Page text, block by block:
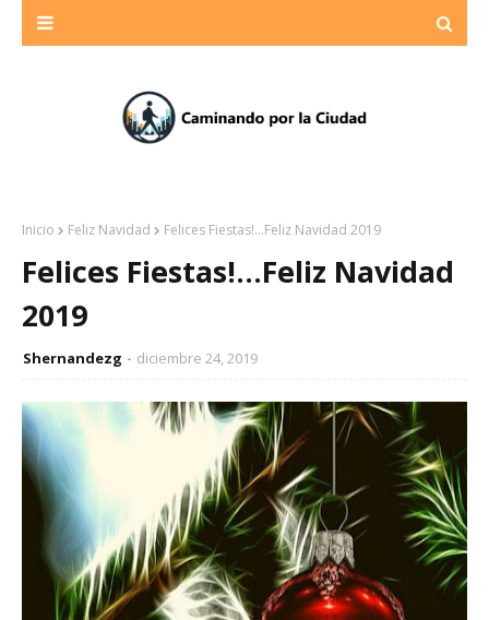
Inicio Feliz Navidad Felices Fiestas!...Feliz Navidad 2019
Felices Fiestas!...Feliz Navidad
2019
Shernandezg diciembre 24, 2019